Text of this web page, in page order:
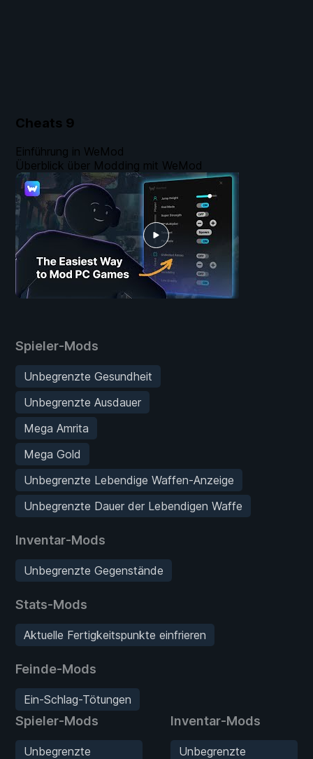
Cheats 9
Spieler-Mods
Unbegrenzte Gesundheit
Unbegrenzte Ausdauer
Mega Amrita
Mega Gold
Unbegrenzte Lebendige Waffen-Anzeige
Unbegrenzte Dauer der Lebendigen Waffe
Inventar-Mods
Unbegrenzte Gegenstände
Stats-Mods
Aktuelle Fertigkeitspunkte einfrieren
Feinde-Mods
Ein-Schlag-Tötungen
Spieler-Mods
Unbegrenzte
Inventar-Mods
Unbegrenzte
Einführung in WeMod
Überblick über Modding mit WeMod